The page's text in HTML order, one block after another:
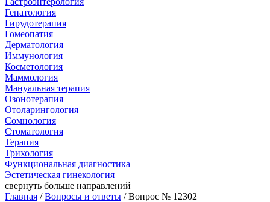
Гепатология
Гирудотерапия
Гомеопатия
Дерматология
Иммунология
Косметология
Маммология
Мануальная терапия
Озонотерапия
Отоларингология
Сомнология
Стоматология
Терапия
Трихология
Функциональная диагностика
Эстетическая гинекология
свернуть больше направлений
Главная /Вопросы и ответы / Вопрос № 12302